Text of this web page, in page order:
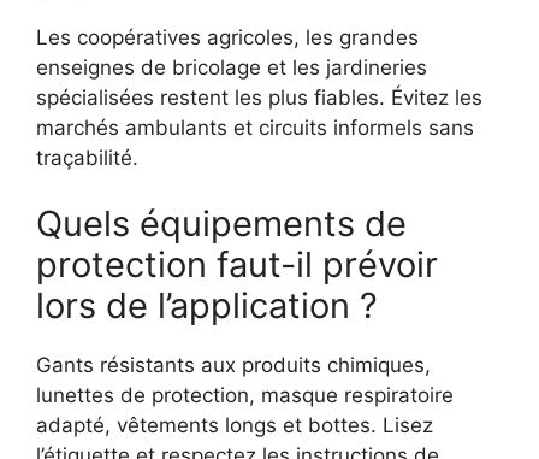
Les coopératives agricoles, les grandes
enseignes de bricolage et les jardineries
spécialisées restent les plus fiables. Évitez les
marchés ambulants et circuits informels sans
traçabilité.
Quels équipements de
protection faut-il prévoir
lors de l’application ?
Gants résistants aux produits chimiques,
lunettes de protection, masque respiratoire
adapté, vêtements longs et bottes. Lisez